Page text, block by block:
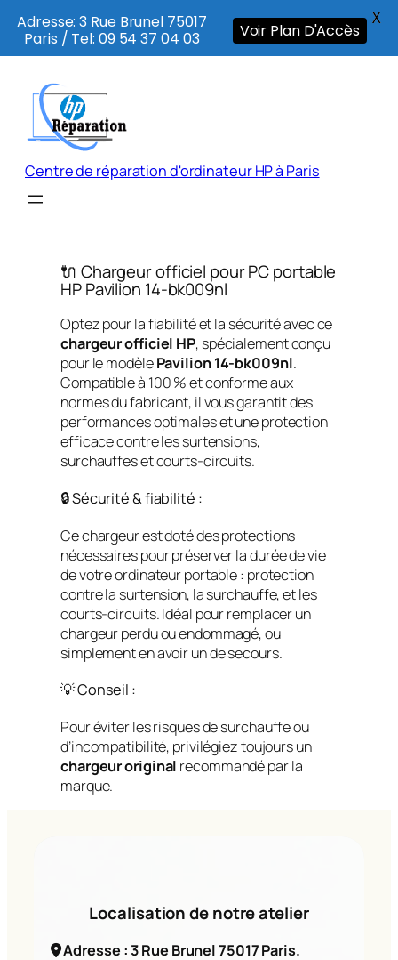
contenu
Centre de réparation d'ordinateur HP à Paris
🔌 Chargeur officiel pour PC portable
HP Pavilion 14-bk009nl
Optez pour la fiabilité et la sécurité avec ce
chargeur officiel HP, spécialement conçu
pour le modèlePavilion 14-bk009nl.
Compatible à 100 % et conforme aux
normes du fabricant, il vous garantit des
performances optimales et une protection
efficace contre les surtensions,
surchauffes et courts-circuits.
🔒 Sécurité & fiabilité :
Ce chargeur est doté des protections
nécessaires pour préserver la durée de vie
de votre ordinateur portable : protection
contre la surtension, la surchauffe, et les
courts-circuits. Idéal pour remplacer un
chargeur perdu ou endommagé, ou
simplement en avoir un de secours.
💡 Conseil :
Pour éviter les risques de surchauffe ou
d’incompatibilité, privilégiez toujours un
chargeur original recommandé par la
marque.
Localisation de notre atelier
Adresse : 3 Rue Brunel 75017 Paris.
Adresse: 3 Rue Brunel 75017
Paris / Tel: 09 54 37 04 03
Voir Plan D'Accès
X